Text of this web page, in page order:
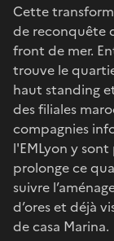
Cette
de reconquête
front de mer.
trouve le
haut standing
des filiales
compagnies
l'EMLyon y
prolonge ce
suivre
d’ores et déjà
de casa Marina.